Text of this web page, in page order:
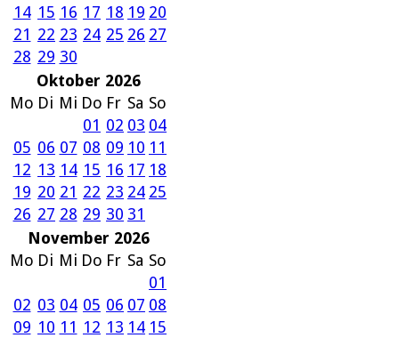
14 15 16 17 18 19 20
21 22 23 24 25 26 27
28 29 30
Oktober 2026
Mo Di Mi Do Fr Sa So
01 02 03 04
05 06 07 08 09 10 11
12 13 14 15 16 17 18
19 20 21 22 23 24 25
26 27 28 29 30 31
November 2026
Mo Di Mi Do Fr Sa So
01
02 03 04 05 06 07 08
09 10 11 12 13 14 15